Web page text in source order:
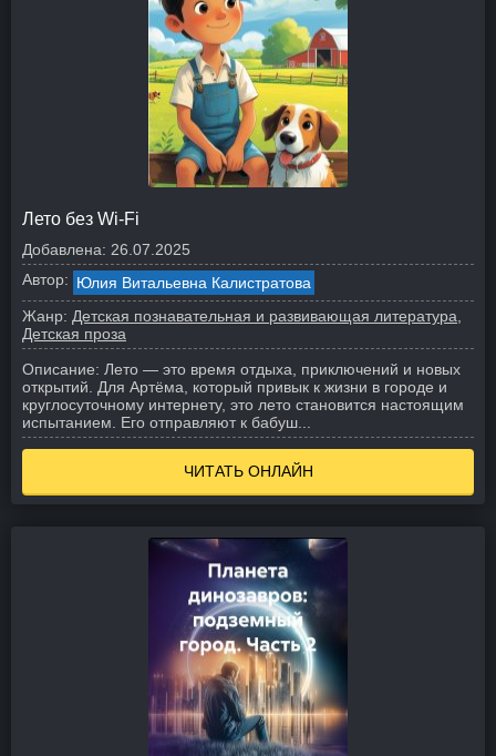
Лето без Wi-Fi
Добавлена: 26.07.2025
Автор: Юлия Витальевна Калистратова
Жанр: Детская познавательная и развивающая литература
Детская проза
Описание: Лето — это время отдыха, приключений и новых
открытий. Для Артёма, который привык к жизни в городе и
круглосуточному интернету, это лето становится настоящим
испытанием. Его отправляют к бабуш...
ЧИТАТЬ ОНЛАЙН